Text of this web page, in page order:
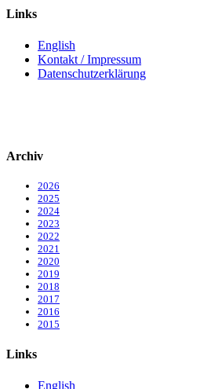
Links
English
Kontakt / Impressum
Datenschutzerklärung
Archiv
2026
2025
2024
2023
2022
2021
2020
2019
2018
2017
2016
2015
Links
English